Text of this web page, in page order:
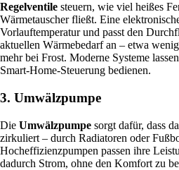
Regelventile steuern, wie viel heißes
Wärmetauscher fließt. Eine
Vorlauftemperatur und passt den
aktuellen Wärmebedarf an – etwa
mehr bei Frost. Moderne Systeme
Smart-Home-Steuerung bedienen.
3. Umwälzpumpe
Die Umwälzpumpe sorgt dafür, dass
zirkuliert – durch Radiatoren oder
Hocheffizienzpumpen passen ihre
dadurch Strom, ohne den Komfort zu